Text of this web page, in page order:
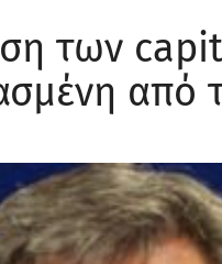
των
από